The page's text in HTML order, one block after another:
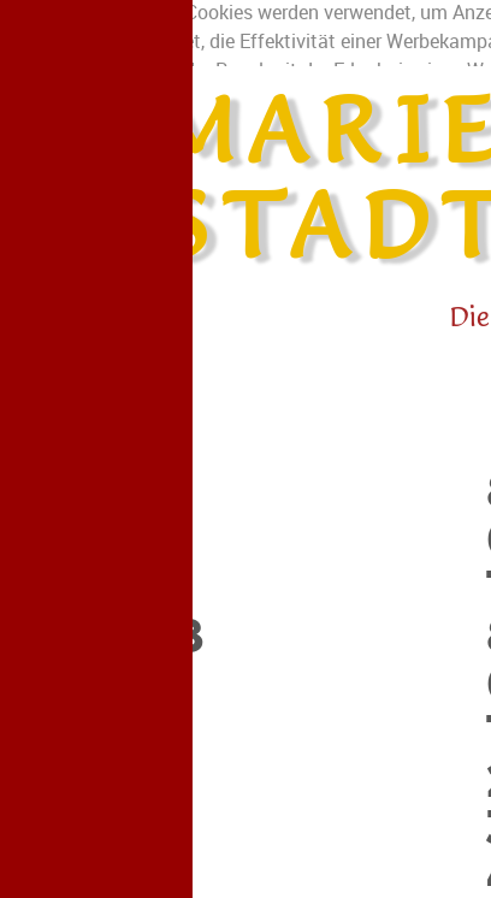
Werbe- und Targeting-Cookies werden verwendet, um
werden dazu verwendet, die Effektivität einer
dienen. Sie werden in der Regel mit der Erlaubnis eines
können sich daran erinnern, dass Sie eine Website
können jedoch nicht feststellen, wer Sie sind, da die
Alle Cookies ablehnen Einstellungen speichern
8